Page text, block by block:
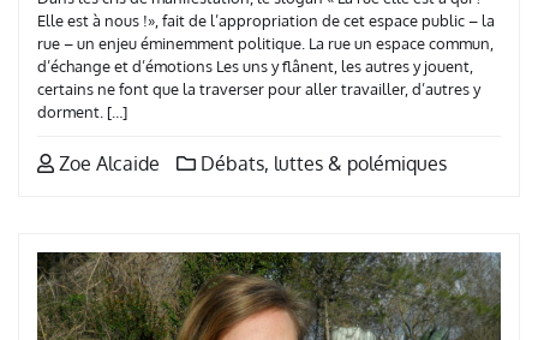
Elle est à nous !», fait de l’appropriation de cet espace public – la
rue – un enjeu éminemment politique. La rue un espace commun,
d’échange et d’émotions Les uns y flânent, les autres y jouent,
certains ne font que la traverser pour aller travailler, d’autres y
dorment. […]
Zoe Alcaide Débats, luttes & polémiques